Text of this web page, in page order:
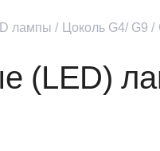
лампы / Цоколь G4/ G9 /
(LED)